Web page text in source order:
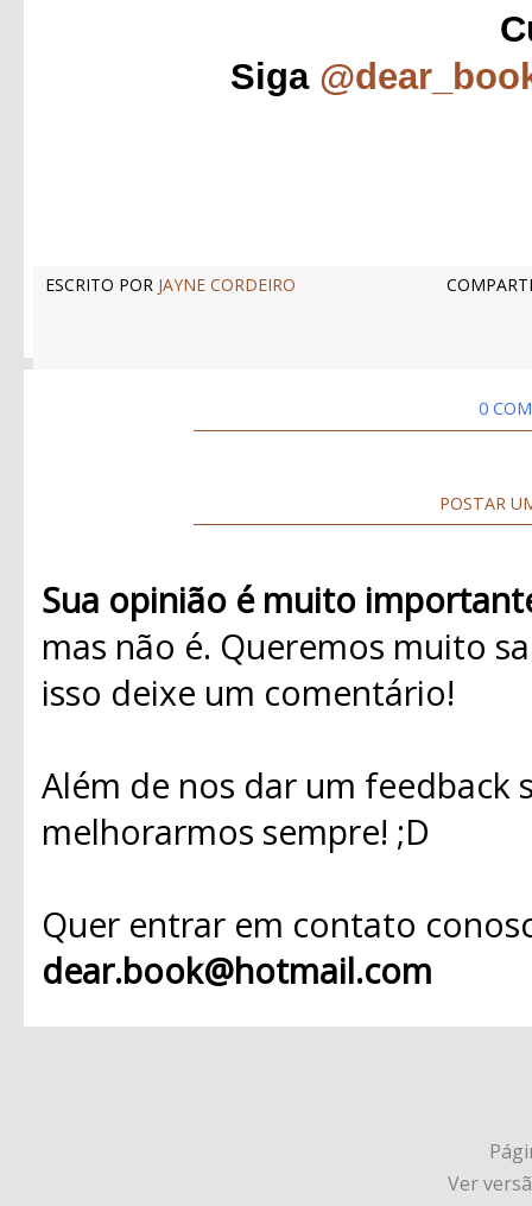
Siga
ESCRITO POR JAYNE CORDEIRO
0
POSTAR
Sua opinião é muito
mas não é. Queremos muito
isso deixe um comentário!
Além de nos dar um
melhorarmos sempre! ;D
Quer entrar em contato
dear.book@hotmail.com
Ver